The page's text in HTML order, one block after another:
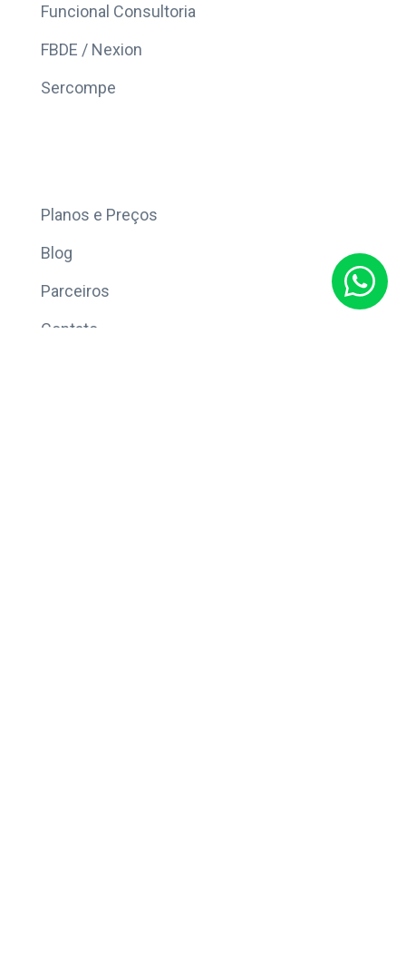
Funcional Consultoria
FBDE / Nexion
Sercompe
Planos e Preços
Blog
Parceiros
Contato